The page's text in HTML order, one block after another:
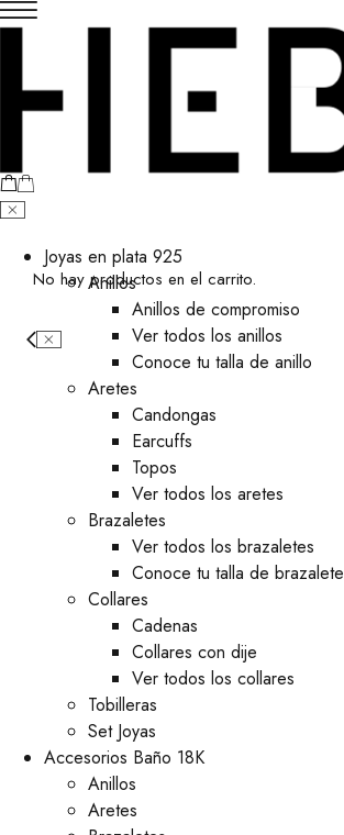
No hay productos en el carrito.
Joyas en plata 925
Anillos
Anillos de compromiso
Ver todos los anillos
Conoce tu talla de anillo
Aretes
⁠Candongas
Earcuffs
Topos
Ver todos los aretes
Brazaletes
Ver todos los brazaletes
Conoce tu talla de brazalete
Collares
Cadenas
Collares con dije
Ver todos los collares
Tobilleras
Set Joyas
Accesorios Baño 18K
Anillos
Aretes